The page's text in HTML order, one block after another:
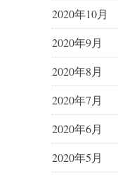
2020年10月
2020年9月
2020年8月
2020年7月
2020年6月
2020年5月